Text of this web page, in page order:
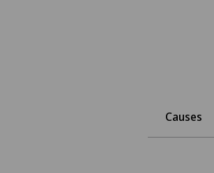
Causes